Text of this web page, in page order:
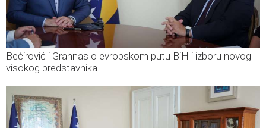
Bećirović i Grannas o evropskom putu BiH i izboru novog
visokog predstavnika